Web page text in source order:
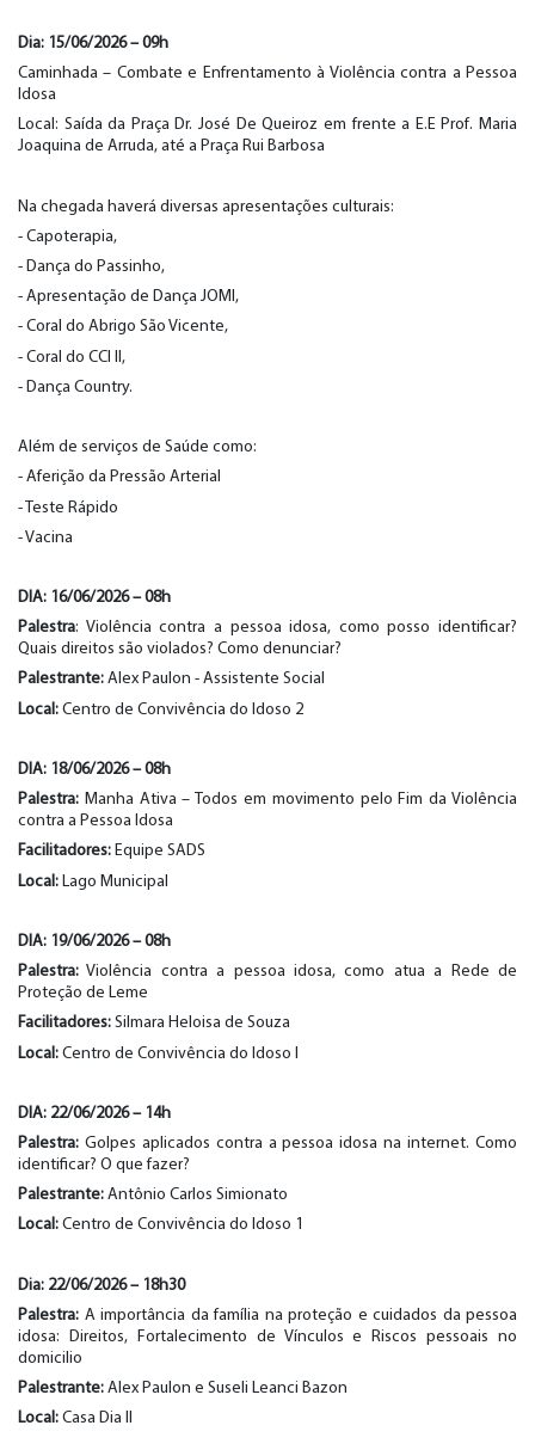
Dia: 15/06/2026–09h
Caminhada – Combate e Enfrentamento à Violência contra a Pessoa
Idosa
Local: Saída da Praça Dr. José De Queiroz em frente a E.E Prof. Maria
Joaquina de Arruda, até a Praça Rui Barbosa
Na chegada haverá diversas apresentações culturais:
- Capoterapia,
- Dança do Passinho,
- Apresentação de Dança JOMI,
- Coral do Abrigo São Vicente,
- Coral do CCI II,
- Dança Country.
Além de serviços de Saúde como:
- Aferição da Pressão Arterial
- Teste Rápido
- Vacina
DIA: 16/06/2026–08h
Palestra: Violência contra a pessoa idosa, como posso identificar?
Quais direitos são violados? Como denunciar?
Palestrante: Alex Paulon - Assistente Social
Local: Centro de Convivência do Idoso 2
DIA: 18/06/2026–08h
Palestra: Manha Ativa – Todos em movimento pelo Fim da Violência
contra a Pessoa Idosa
Facilitadores: Equipe SADS
Local: Lago Municipal
DIA: 1 9/06/2026–08h
Palestra: Violência contra a pessoa idosa, como atua a Rede de
Proteção de Leme
Facilitadores: Silmara Heloisa de Souza
Local: Centro de Convivência do Idoso I
DIA: 22/06/2026– 14h
Palestra: Golpes aplicados contra a pessoa idosa na internet. Como
identificar? O que fazer?
Palestrante: Antônio Carlos Simionato
Local: Centro de Convivência do Idoso 1
Dia: 22/06/2026– 18h30
Palestra: A importância da família na proteção e cuidados da pessoa
idosa: Direitos, Fortalecimento de Vínculos e Riscos pessoais no
domicilio
Palestrante: Alex Paulon e Suseli Leanci Bazon
Local: Casa Dia II